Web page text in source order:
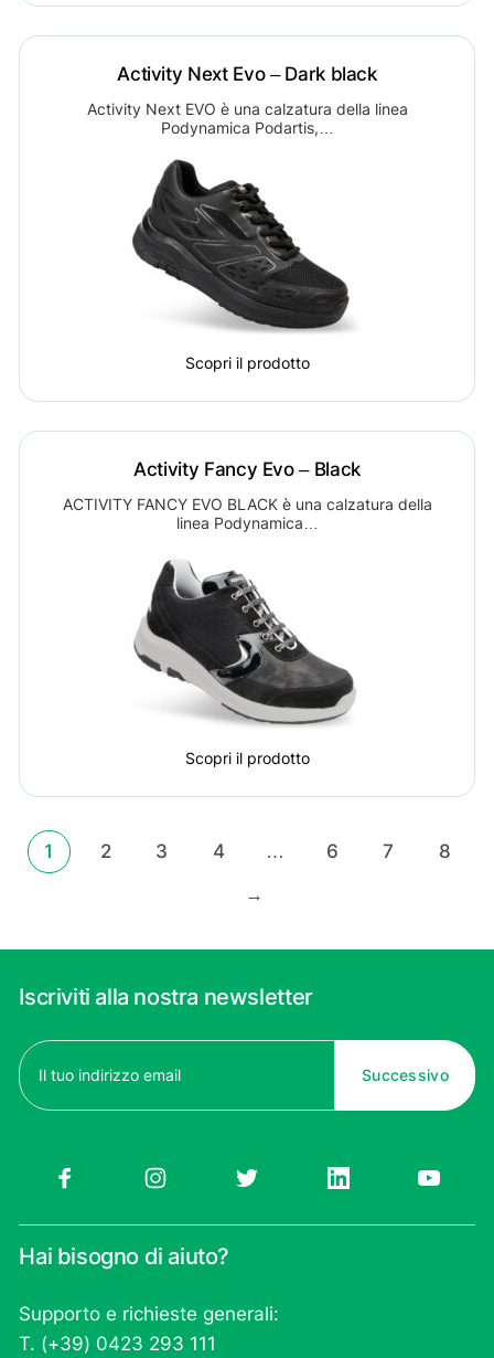
Activity Next Evo – Dark black
Activity Next EVO è una calzatura della linea
Podynamica Podartis,…
Scopri il prodotto
Activity Fancy Evo – Black
ACTIVITY FANCY EVO BLACK è una calzatura della
linea Podynamica…
Scopri il prodotto
1 2 3 4 … 6 7
8
→
Iscriviti alla nostra newsletter
Email
(Obbligatorio)
Hai bisogno di aiuto?
Supporto e richieste generali:
T. (+39) 0423 293 111